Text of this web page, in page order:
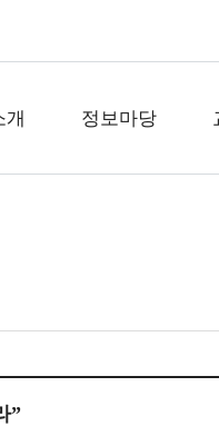
개 정보마당
”